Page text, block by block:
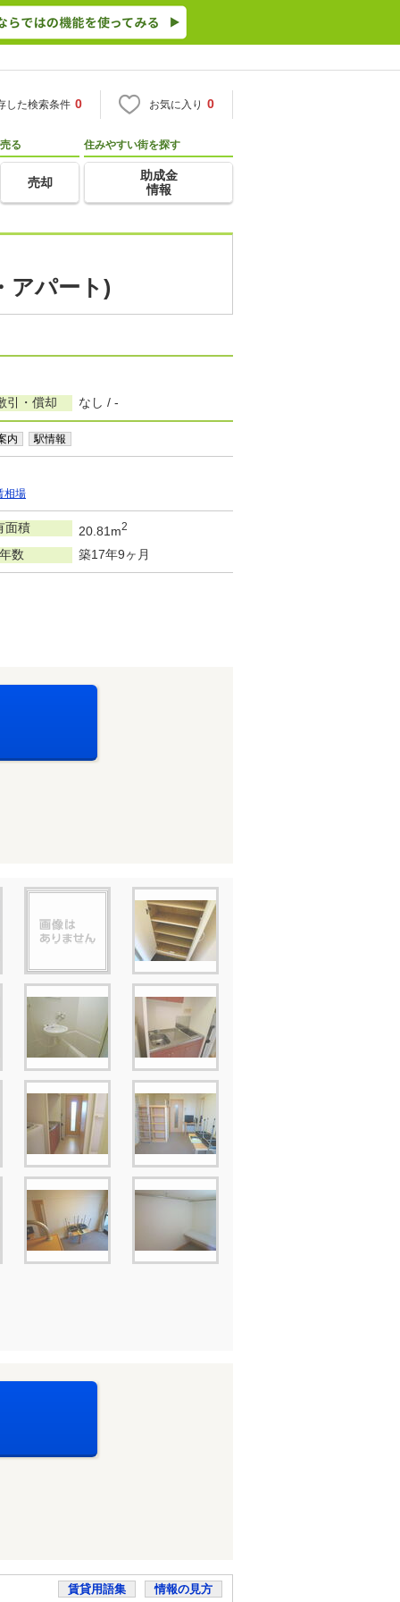
した検索条件 0 お気に入り 0
売る
売却
住みやすい街を探す
助成金
情報
アパート)
引・償却 なし / -
内 駅情報
相場
面積 20.81m2
数 築17年9ヶ月
賃貸用語集 情報の見方